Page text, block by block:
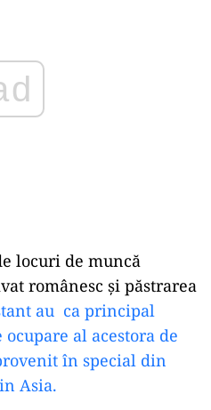
locuri de muncă
românesc și păstrarea
au ca principal
al acestora de
în special din
Asia.